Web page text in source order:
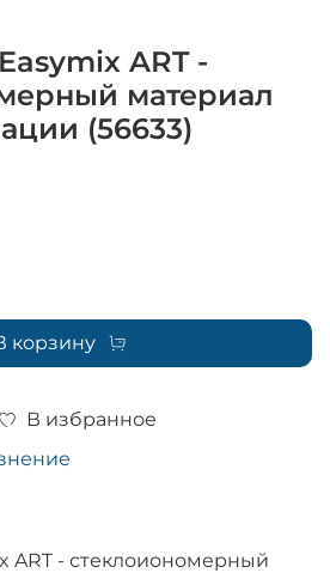
ART -
материал
(56633)
В избранное
корзину
ART - стеклоиономерный